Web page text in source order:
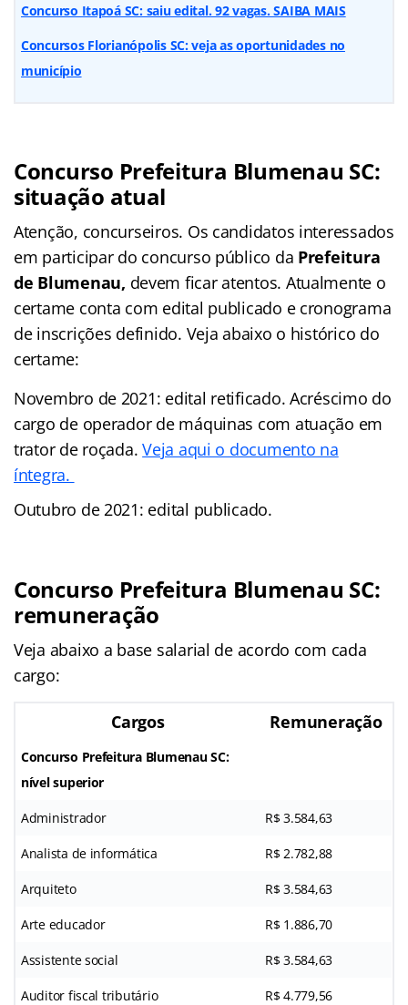
Concurso Itapoá SC: saiu edital. 92 vagas. SAIBA MAIS
Concursos Florianópolis SC: veja as oportunidades no
município
Concurso Prefeitura Blumenau SC:
situação atual
Atenção, concurseiros. Os candidatos interessados
em participar do concurso público da Prefeitura
de Blumenau, devem ficar atentos. Atualmente o
certame conta com edital publicado e cronograma
de inscrições definido. Veja abaixo o histórico do
certame:
Novembro de 2021: edital retificado. Acréscimo do
cargo de operador de máquinas com atuação em
trator de roçada.Veja aqui o documento na
íntegra.
Outubro de 2021: edital publicado.
Concurso Prefeitura Blumenau SC:
remuneração
Veja abaixo a base salarial de acordo com cada
cargo:
Cargos Remuneração
Concurso Prefeitura Blumenau SC:
nível superior
Administrador R$ 3.584,63
Analista de informática R$ 2.782,88
Arquiteto R$ 3.584,63
Arte educador R$ 1.886,70
Assistente social R$ 3.584,63
Auditor fiscal tributário R$ 4.779,56